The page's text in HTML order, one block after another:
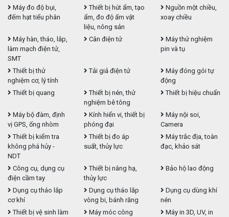
Máy đo độ bụi,
đếm hạt tiểu phân
Thiết bị hút ẩm, tạo
ẩm, đo độ ẩm vật
liệu, nông sản
Nguồn một chiều,
xoay chiều
Máy hàn, tháo, lắp,
làm mạch điện tử,
SMT
Cân điện tử
Máy thử nghiệm
pin và tụ
Thiết bị thử
nghiệm cơ, lý tính
Tải giả điện tử
Máy đóng gói tự
động
Thiết bị quang
Thiết bị nén, thử
nghiệm bê tông
Thiết bị hiệu chuẩn
Máy bộ đàm, định
vị GPS, ống nhòm
Kính hiển vi, thiết bị
phóng đại
Máy nội soi,
Camera
Thiết bị kiểm tra
không phá hủy -
NDT
Thiết bị đo áp
suất, thủy lực
Máy trắc địa, toàn
đạc, khảo sát
Công cụ, dụng cụ
điện cầm tay
Thiết bị nâng hạ,
thủy lực
Bảo hộ lao động
Dụng cụ tháo lắp
cơ khí
Dụng cụ tháo lắp
vòng bi, bánh răng
Dụng cụ dùng khí
nén
Thiết bị vệ sinh làm
Máy móc công
Máy in 3D, UV, in